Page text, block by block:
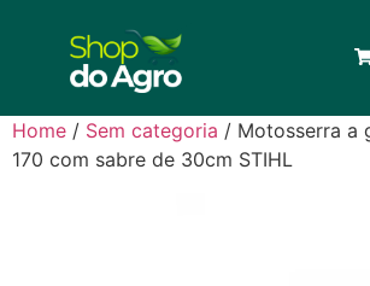
Home / Sem categoria / Motosserra a
170 com sabre de 30cm STIHL